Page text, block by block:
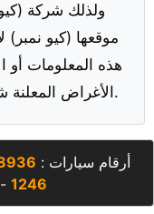
ولذلك شركة
موقعها (كيو نمبر)
هذه المعلومات أو
الأغراض المعلنة شخصيا والقيام بالفحص قبل الشراء.
أرقام سيارات :
1246